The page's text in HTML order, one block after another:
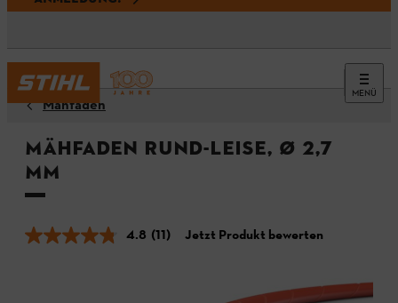
MENÜ
Mähfäden
Mähfaden rund-leise, Ø 2,7
mm
4.8 (11) Jetzt Produkt bewerten